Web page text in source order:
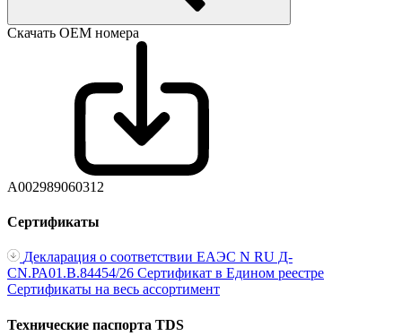
Скачать ОЕМ номера
A002989060312
Сертификаты
Декларация о соответствии ЕАЭС N RU Д-
CN.РА01.В.84454/26 Сертификат в Едином реестре
Сертификаты на весь ассортимент
Технические паспорта TDS